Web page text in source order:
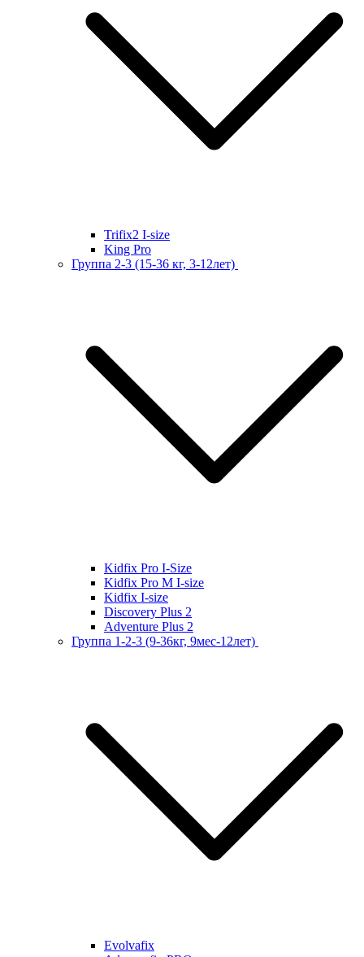
Trifix2 I-size
King Pro
Группа 2-3 (15-36 кг, 3-12лет)
Kidfix Pro I-Size
Kidfix Pro M I-size
Kidfix I-size
Discovery Plus 2
Adventure Plus 2
Группа 1-2-3 (9-36кг, 9мес-12лет)
Evolvafix